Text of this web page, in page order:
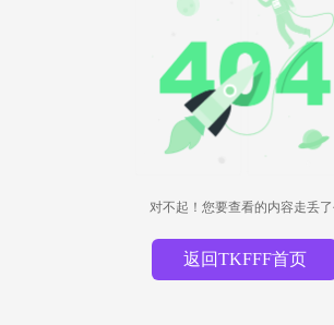
对不起！您要查看的内容走丢
返回TKFFF首页